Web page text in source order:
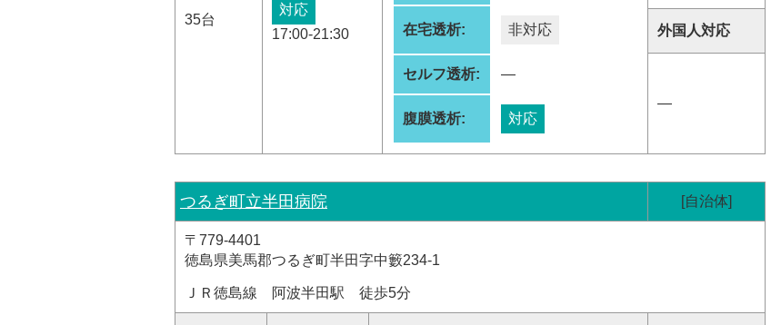
35台
対応
17:00-21:30
在宅透析: 非対応
セルフ透析: ―
腹膜透析: 対応
外国人対応
―
つるぎ町立半田病院 [自治体]
〒779-4401
徳島県美馬郡つるぎ町半田字中籔234-1
ＪＲ徳島線 阿波半田駅 徒歩5分